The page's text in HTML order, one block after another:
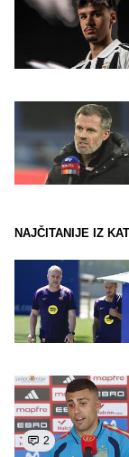
NAJČITANIJE IZ
2